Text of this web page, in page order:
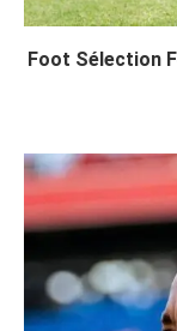
Foot Sélection